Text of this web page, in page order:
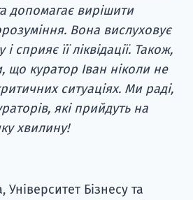
допомагає вирішити
Вона вислуховує
сприяє її ліквідації. Також,
що куратор Іван ніколи не
ситуаціях. Ми раді,
які прийдуть на
хвилину!
Бізнесу та